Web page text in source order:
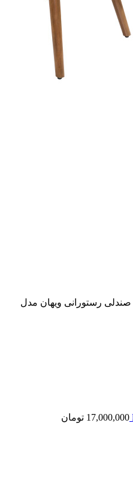
صندلی رستورانی ویهان مدل
17,000,000 تومان